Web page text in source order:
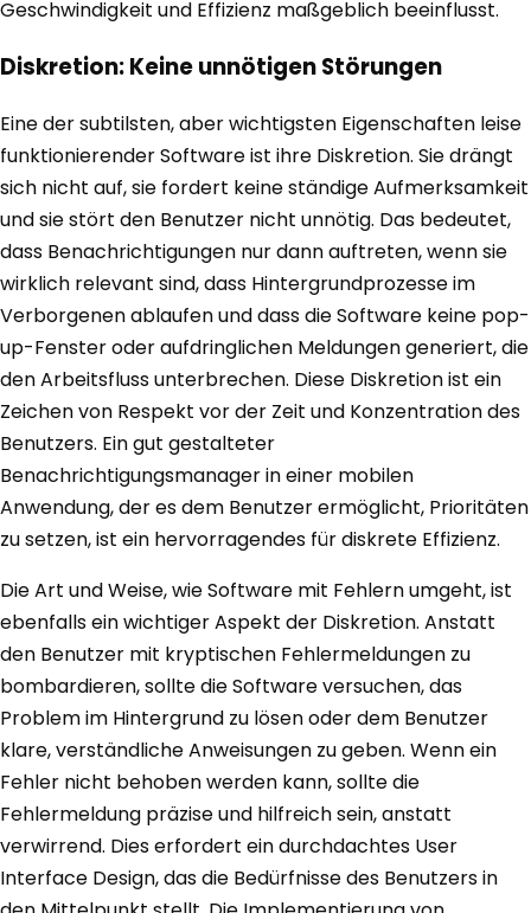
Geschwindigkeit und Effizienz maßgeblich beeinflusst.
Diskretion: Keine unnötigen Störungen
Eine der subtilsten, aber wichtigsten Eigenschaften leise
funktionierender Software ist ihre Diskretion. Sie drängt
sich nicht auf, sie fordert keine ständige Aufmerksamkeit
und sie stört den Benutzer nicht unnötig. Das bedeutet,
dass Benachrichtigungen nur dann auftreten, wenn sie
wirklich relevant sind, dass Hintergrundprozesse im
Verborgenen ablaufen und dass die Software keine pop-
up-Fenster oder aufdringlichen Meldungen generiert, die
den Arbeitsfluss unterbrechen. Diese Diskretion ist ein
Zeichen von Respekt vor der Zeit und Konzentration des
Benutzers. Ein gut gestalteter
Benachrichtigungsmanager in einer mobilen
Anwendung, der es dem Benutzer ermöglicht, Prioritäten
zu setzen, ist ein hervorragendes für diskrete Effizienz.
Die Art und Weise, wie Software mit Fehlern umgeht, ist
ebenfalls ein wichtiger Aspekt der Diskretion. Anstatt
den Benutzer mit kryptischen Fehlermeldungen zu
bombardieren, sollte die Software versuchen, das
Problem im Hintergrund zu lösen oder dem Benutzer
klare, verständliche Anweisungen zu geben. Wenn ein
Fehler nicht behoben werden kann, sollte die
Fehlermeldung präzise und hilfreich sein, anstatt
verwirrend. Dies erfordert ein durchdachtes User
Interface Design, das die Bedürfnisse des Benutzers in